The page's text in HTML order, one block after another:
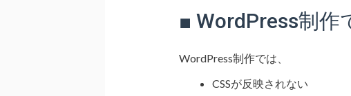
■ WordPress制作
WordPress制作では、
CSSが反映されない